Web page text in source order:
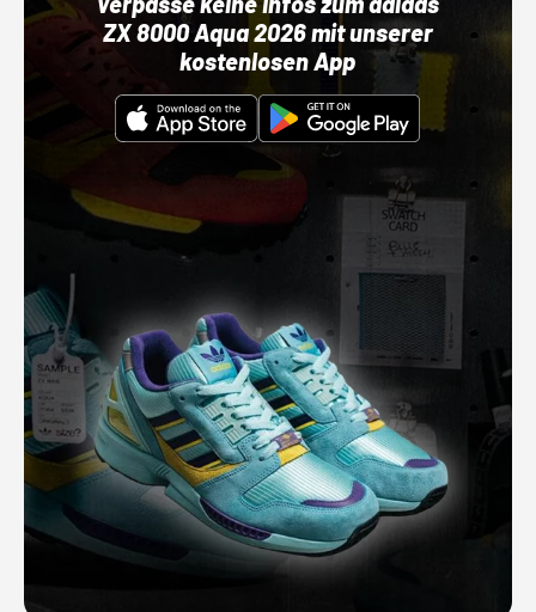
ZX 8000 Aqua 2026 mit unserer
kostenlosen App